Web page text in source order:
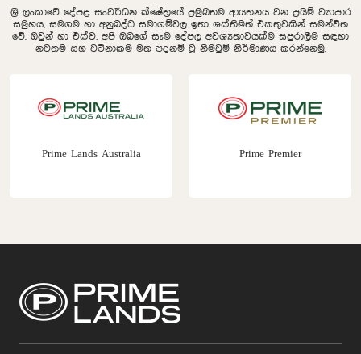
ශ්‍රී ලංකාවේ දේපළ සංවර්ධන ක්ෂේත්‍රයේ ප්‍රමුඛතම ආයතනය වන ප්‍රයිම් ව්‍යාපාර
සමුහය, සමගම හා අනුබද්ධ සමාගම්වල ඉතා ශක්තිමත් එකතුවකින් සමන්විත
වේ. ඔවුන් හා එක්ව, අපි ඔබගේ සෑම දේපල අවශ්‍යතාවයක්ම සපුරාලීම සඳහා
නවතම සහ වටිනාකම මත පදනම් වූ නිමවුම් නිර්මාණය කරන්නෙමු.
Prime Lands Australia Prime Premier